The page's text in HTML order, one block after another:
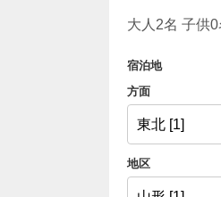
宿泊地
方面
地区